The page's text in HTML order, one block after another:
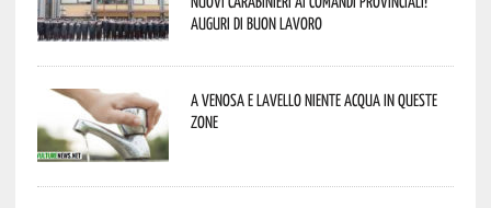
Auguri di buon lavoro
A Venosa e Lavello niente acqua in queste
zone